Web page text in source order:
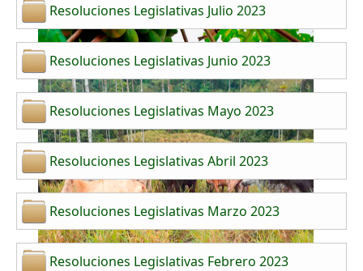
Resoluciones Legislativas Julio 2023
Resoluciones Legislativas Junio 2023
Resoluciones Legislativas Mayo 2023
Resoluciones Legislativas Abril 2023
Resoluciones Legislativas Marzo 2023
Resoluciones Legislativas Febrero 2023